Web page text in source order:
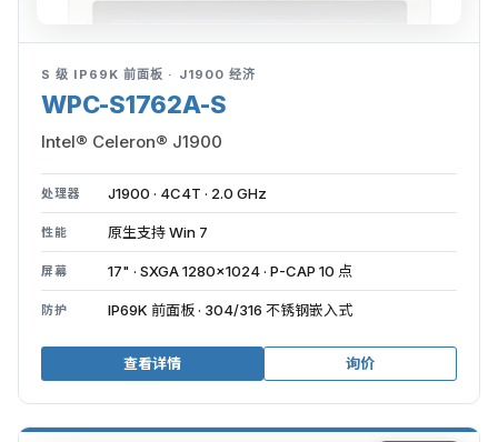
S 级 IP69K 前面板 · J1900 经济
WPC-S1762A-S
Intel® Celeron® J1900
处理器 J1900 · 4C4T · 2.0 GHz
性能 原生支持 Win 7
屏幕 17" · SXGA 1280×1024 · P-CAP 10 点
防护 IP69K 前面板 · 304/316 不锈钢嵌入式
查看详情 询价